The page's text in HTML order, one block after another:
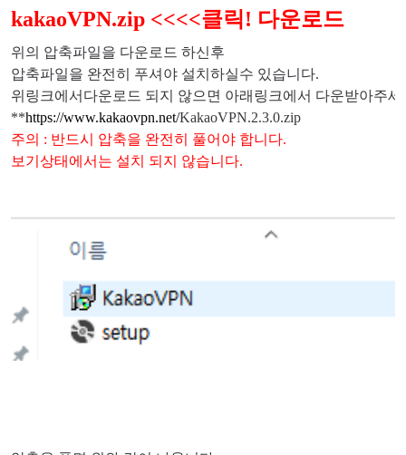
kakaoVPN.zip <<<<클릭! 다운로드
위의 압축파일을 다운로드 하신후
압축파일을 완전히 푸셔야 설치하실수 있습니다.
위링크에서다운로드 되지 않으면 아래링크에서 다운받아주세
**https://www.kakaovpn.net/KakaoVPN.2.3.0.zip
주의 : 반드시 압축을 완전히 풀어야 합니다.
보기상태에서는 설치 되지 않습니다.